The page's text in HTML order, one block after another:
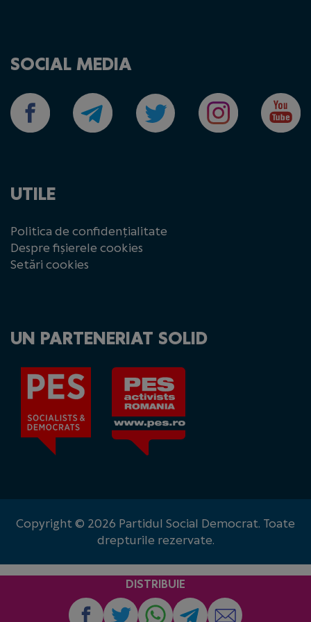
SOCIAL MEDIA
UTILE
Politica de confidențialitate
Despre fișierele cookies
Setări cookies
UN PARTENERIAT SOLID
Copyright © 2026 Partidul Social Democrat. Toate
drepturile rezervate.
DISTRIBUIE